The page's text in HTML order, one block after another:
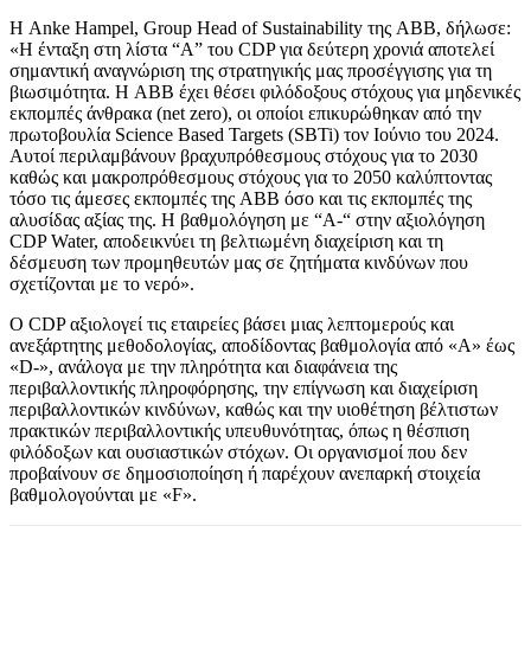
Η Anke Hampel, Group Head of Sustainability της ABB, δήλωσε:
«Η ένταξη στη λίστα “Α” του CDP για δεύτερη χρονιά αποτελεί
σημαντική αναγνώριση της στρατηγικής μας προσέγγισης για τη
βιωσιμότητα. Η ABB έχει θέσει φιλόδοξους στόχους για μηδενικές
εκπομπές άνθρακα (net zero), οι οποίοι επικυρώθηκαν από την
πρωτοβουλία Science Based Targets (SBTi) τον Ιούνιο του 2024.
Αυτοί περιλαμβάνουν βραχυπρόθεσμους στόχους για το 2030
καθώς και μακροπρόθεσμους στόχους για το 2050 καλύπτοντας
τόσο τις άμεσες εκπομπές της ABB όσο και τις εκπομπές της
αλυσίδας αξίας της. Η βαθμολόγηση με “A-“ στην αξιολόγηση
CDP Water, αποδεικνύει τη βελτιωμένη διαχείριση και τη
δέσμευση των προμηθευτών μας σε ζητήματα κινδύνων που
σχετίζονται με το νερό».
Ο CDP αξιολογεί τις εταιρείες βάσει μιας λεπτομερούς και
ανεξάρτητης μεθοδολογίας, αποδίδοντας βαθμολογία από «Α» έως
«D-», ανάλογα με την πληρότητα και διαφάνεια της
περιβαλλοντικής πληροφόρησης, την επίγνωση και διαχείριση
περιβαλλοντικών κινδύνων, καθώς και την υιοθέτηση βέλτιστων
πρακτικών περιβαλλοντικής υπευθυνότητας, όπως η θέσπιση
φιλόδοξων και ουσιαστικών στόχων. Οι οργανισμοί που δεν
προβαίνουν σε δημοσιοποίηση ή παρέχουν ανεπαρκή στοιχεία
βαθμολογούνται με «F».